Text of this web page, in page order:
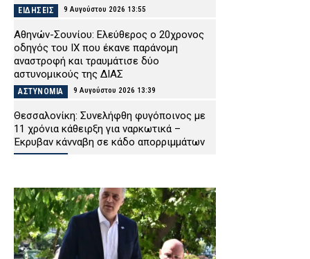
ΕΙΔΗΣΕΙΣ 9 Αυγούστου 2026 13:55
Αθηνών-Σουνίου: Ελεύθερος ο 20χρονος
οδηγός του ΙΧ που έκανε παράνομη
αναστροφή και τραυμάτισε δύο
αστυνομικούς της ΔΙΑΣ
ΑΣΤΥΝΟΜΙΑ 9 Αυγούστου 2026 13:39
Θεσσαλονίκη: Συνελήφθη φυγόποινος με
11 χρόνια κάθειρξη για ναρκωτικά –
Έκρυβαν κάνναβη σε κάδο απορριμμάτων
ανασύρθηκε νεκρός από τη θάλασσα
ΕΙΔΗΣΕΙΣ 9 Αυγούστου 2026 13:10
Αλόννησος: Περιπολικά και πυροσβεστικά
ταξιδεύουν στη Σκόπελο για να βάλουν